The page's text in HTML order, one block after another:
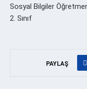
Sosyal Bilgiler
2. Sınıf
PAYLAŞ